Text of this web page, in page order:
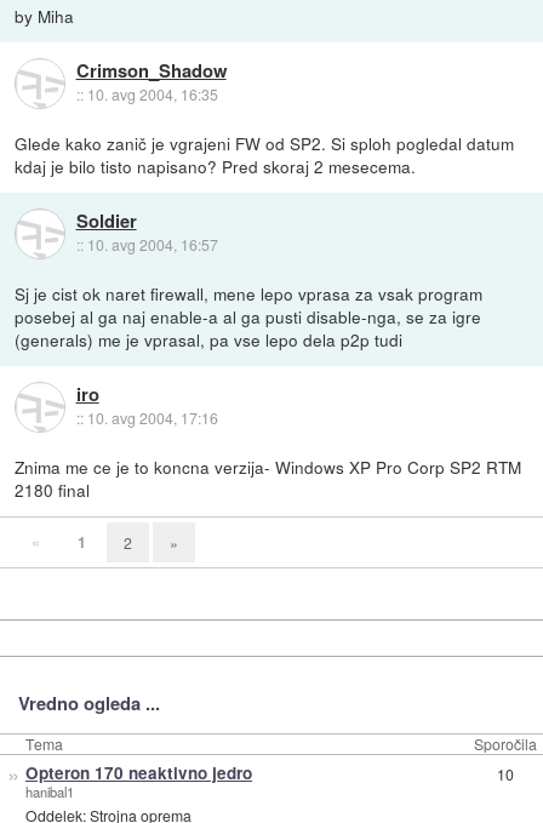
by Miha
Crimson_Shadow
:: 10. avg 2004, 16:35
Glede kako zanič je vgrajeni FW od SP2. Si sploh pogledal datum
kdaj je bilo tisto napisano? Pred skoraj 2 mesecema.
Soldier
:: 10. avg 2004, 16:57
Sj je cist ok naret firewall, mene lepo vprasa za vsak program
posebej al ga naj enable-a al ga pusti disable-nga, se za igre
(generals) me je vprasal, pa vse lepo dela p2p tudi
iro
:: 10. avg 2004, 17:16
Znima me ce je to koncna verzija- Windows XP Pro Corp SP2 RTM
2180 final
« 1 2 »
Vredno ogleda ...
Tema Sporočila
» Opteron 170 neaktivno jedro
hanibal1
Oddelek:Strojna oprema
10